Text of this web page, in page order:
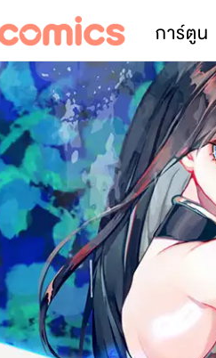
การ์ตูน